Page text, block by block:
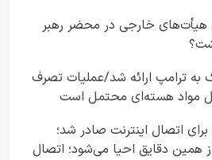
هیأت‌های خارجی در محضر رهبر
ترامپ ارائه شد/عملیات تصرف
مواد هسته‌ای محتمل است
برای اتصال اینترنت صادر شد؛
همین دقایق احیا می‌شود؛ اتصال